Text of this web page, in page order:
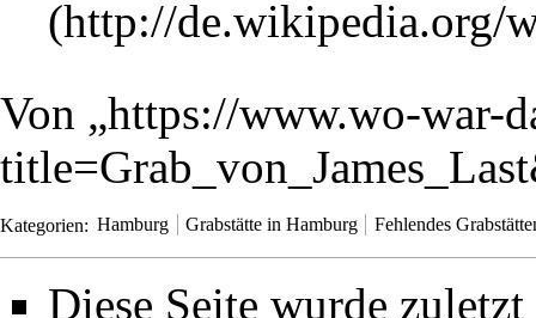
Von „https://www.wo-war-
Kategorien: Hamburg Grabstätte in Hamburg Fehlendes
Diese Seite wurde